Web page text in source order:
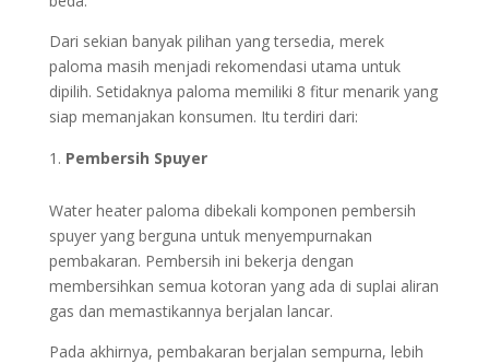
Dari sekian banyak pilihan yang tersedia, merek
paloma masih menjadi rekomendasi utama untuk
dipilih. Setidaknya paloma memiliki 8 fitur menarik yang
siap memanjakan konsumen. Itu terdiri dari:
Pembersih Spuyer
Water heater paloma dibekali komponen pembersih
spuyer yang berguna untuk menyempurnakan
pembakaran. Pembersih ini bekerja dengan
membersihkan semua kotoran yang ada di suplai aliran
gas dan memastikannya berjalan lancar.
Pada akhirnya, pembakaran berjalan sempurna, lebih